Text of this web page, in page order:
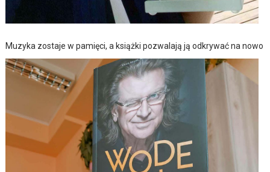
Muzyka zostaje w pamięci, a książki pozwalają ją odkrywać na nowo